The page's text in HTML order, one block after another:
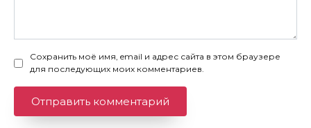
Сохранить моё имя, email и адрес сайта в этом браузере
для последующих моих комментариев.